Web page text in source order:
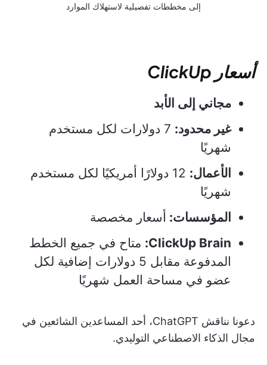
إلى مخططات تفصيلية لاستهلاك الموارد
أسعار ClickUp
مجاني إلى الأبد
غير محدود:
7 دولارات لكل مستخدم
شهريًا
الأعمال:
12 دولارًا أمريكيًا لكل مستخدم
شهريًا
المؤسسات: أسعار مخصصة
ClickUp Brain: متاح في جميع الخطط
المدفوعة مقابل 5 دولارات إضافية لكل
عضو في مساحة العمل شهريًا
دعونا نناقش ChatGPT، أحد المساعدين الشائعين في
مجال الذكاء الاصطناعي التوليدي.